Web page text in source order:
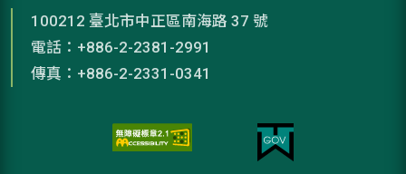
100212 臺北市中正區南海路 37 號
電話：+886-2-2381-2991
傳真：+886-2-2331-0341